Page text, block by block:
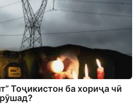
Тоҷикистон ба хориҷа чӣ